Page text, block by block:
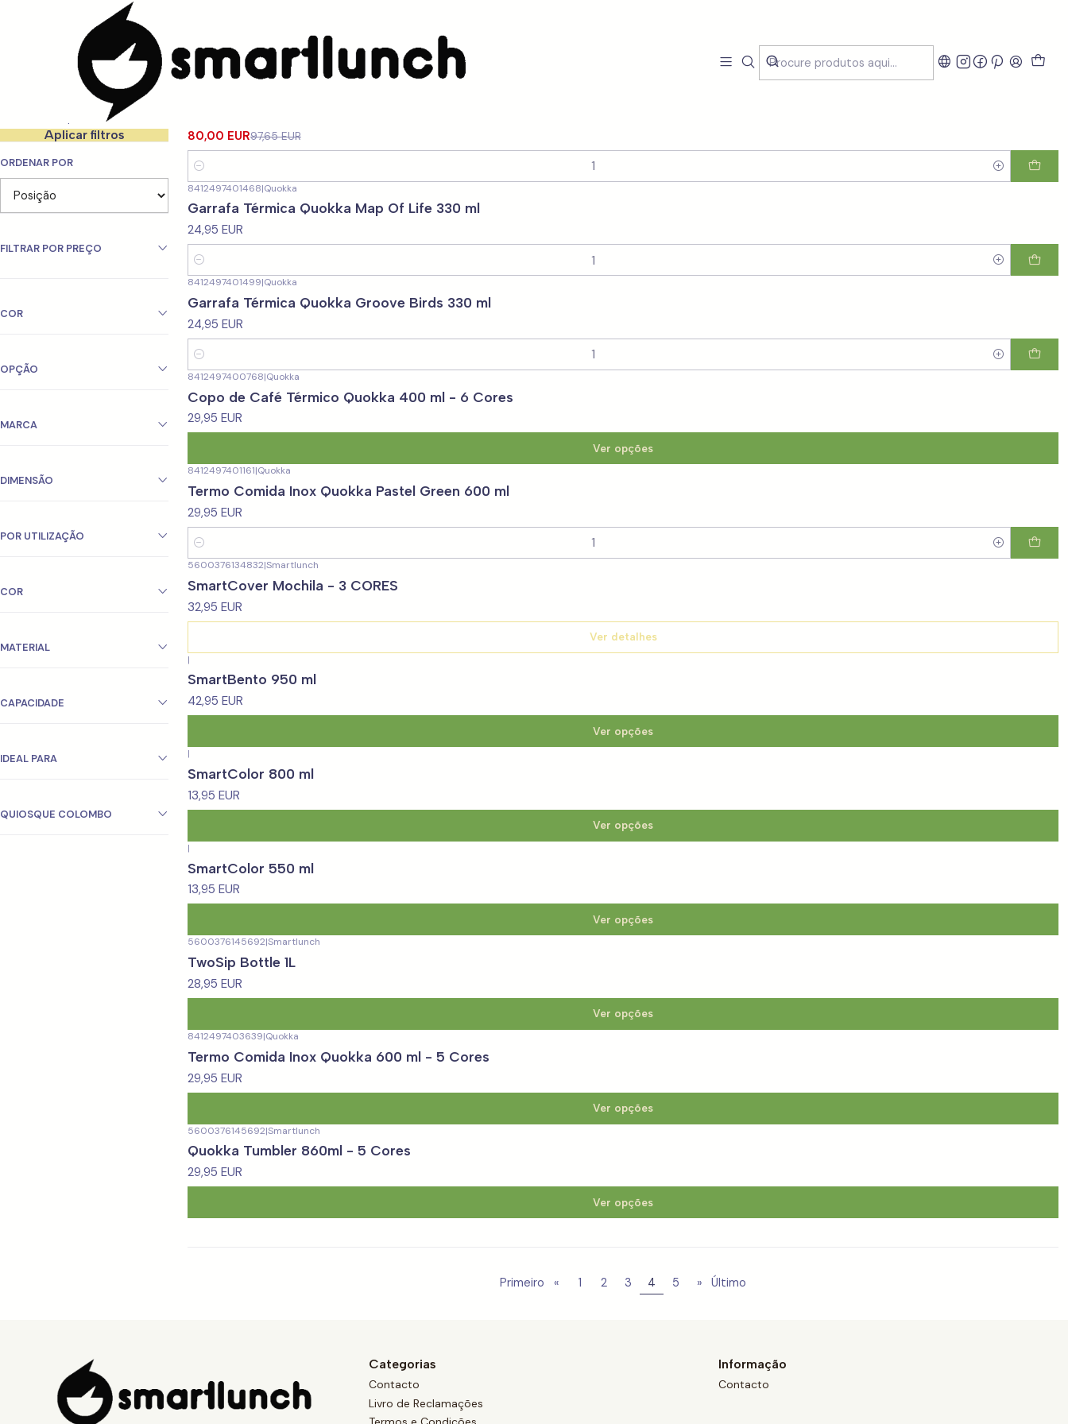
CARACTERISTICAS
Para Homem
Filtrar produtos
37-48 de 53 produtos
Aplicar filtros
ORDENAR POR
FILTRAR POR PREÇO
COR
OPÇÃO
MARCA
DIMENSÃO
POR UTILIZAÇÃO
COR
MATERIAL
CAPACIDADE
IDEAL PARA
QUIOSQUE COLOMBO
80,00 EUR97,65 EUR
Quantidade
8412497401468|Quokka
Garrafa Térmica Quokka Map Of Life 330 ml
24,95 EUR
Quantidade
8412497401499|Quokka
Garrafa Térmica Quokka Groove Birds 330 ml
24,95 EUR
Quantidade
8412497400768|Quokka
Copo de Café Térmico Quokka 400 ml - 6 Cores
29,95 EUR
Ver opções
8412497401161|Quokka
Termo Comida Inox Quokka Pastel Green 600 ml
29,95 EUR
Quantidade
Não Disponível
5600376134832|Smartlunch
SmartCover Mochila - 3 CORES
32,95 EUR
Ver detalhes
|
SmartBento 950 ml
42,95 EUR
Ver opções
|
SmartColor 800 ml
13,95 EUR
Ver opções
|
SmartColor 550 ml
13,95 EUR
Ver opções
5600376145692|Smartlunch
TwoSip Bottle 1L
28,95 EUR
Ver opções
8412497403639|Quokka
Termo Comida Inox Quokka 600 ml - 5 Cores
29,95 EUR
Ver opções
5600376145692|Smartlunch
Quokka Tumbler 860ml - 5 Cores
29,95 EUR
Ver opções
Primeiro « 1 2 3 4 5 » Último
Categorias
Contacto
Livro de Reclamações
Informação
Contacto